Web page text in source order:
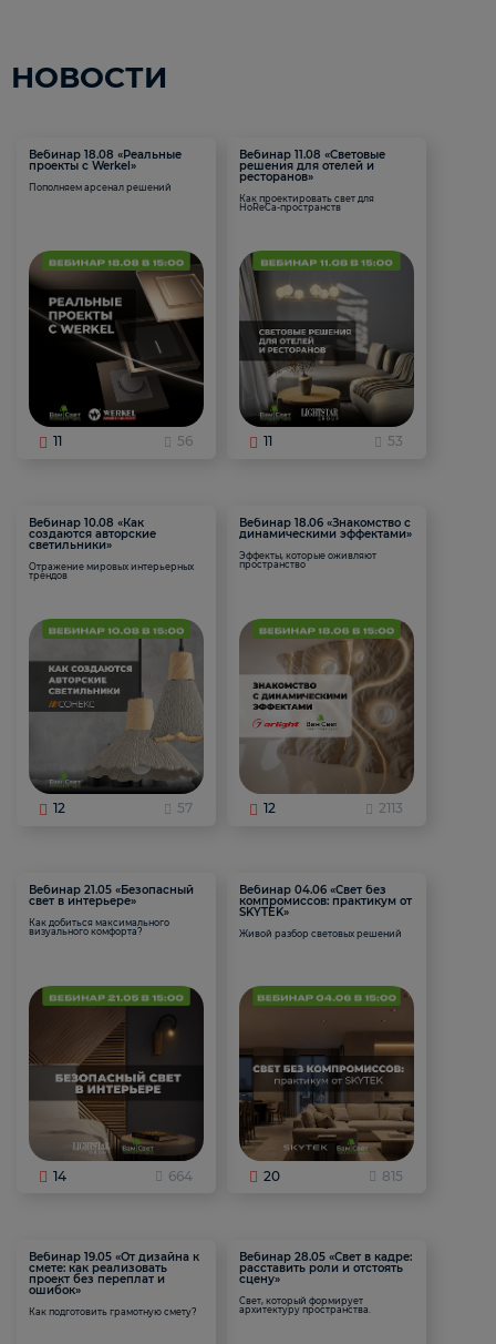
НОВОСТИ
Вебинар 18.08 «Реальные
проекты с Werkel»
Пополняем арсенал решений
11 56
Вебинар 11.08 «Световые
решения для отелей и
ресторанов»
Как проектировать свет для
HoReCa-пространств
11 53
Вебинар 10.08 «Как
создаются авторские
светильники»
Отражение мировых интерьерных
трендов
12 57
Вебинар 18.06 «Знакомство с
динамическими эффектами»
Эффекты, которые оживляют
пространство
12 2113
Вебинар 21.05 «Безопасный
свет в интерьере»
Как добиться максимального
визуального комфорта?
14 664
Вебинар 04.06 «Свет без
компромиссов: практикум от
SKYTEK»
Живой разбор световых решений
20 815
Вебинар 19.05 «От дизайна к
смете: как реализовать
проект без переплат и
ошибок»
Как подготовить грамотную смету?
Вебинар 28.05 «Свет в кадре:
расставить роли и отстоять
сцену»
Свет, который формирует
архитектуру пространства.